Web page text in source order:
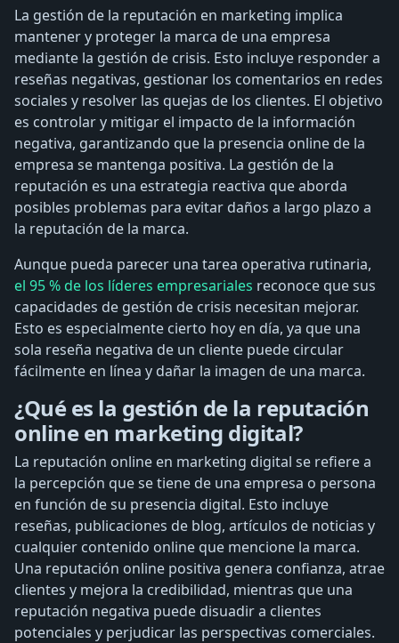
La gestión de la reputación en marketing implica
mantener y proteger la marca de una empresa
mediante la gestión de crisis. Esto incluye responder a
reseñas negativas, gestionar los comentarios en redes
sociales y resolver las quejas de los clientes. El objetivo
es controlar y mitigar el impacto de la información
negativa, garantizando que la presencia online de la
empresa se mantenga positiva. La gestión de la
reputación es una estrategia reactiva que aborda
posibles problemas para evitar daños a largo plazo a
la reputación de la marca.
Aunque pueda parecer una tarea operativa rutinaria,
el 95 % de los líderes empresariales reconoce que sus
capacidades de gestión de crisis necesitan mejorar.
Esto es especialmente cierto hoy en día, ya que una
sola reseña negativa de un cliente puede circular
fácilmente en línea y dañar la imagen de una marca.
¿Qué es la gestión de la reputación
online en marketing digital?
La reputación online en marketing digital se refiere a
la percepción que se tiene de una empresa o persona
en función de su presencia digital. Esto incluye
reseñas, publicaciones de blog, artículos de noticias y
cualquier contenido online que mencione la marca.
Una reputación online positiva genera confianza, atrae
clientes y mejora la credibilidad, mientras que una
reputación negativa puede disuadir a clientes
potenciales y perjudicar las perspectivas comerciales.